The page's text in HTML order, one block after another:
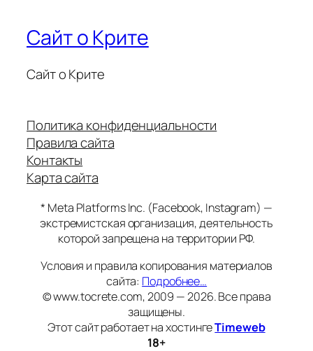
Сайт о Крите
Сайт о Крите
Политика конфиденциальности
Правила сайта
Контакты
Карта сайта
* Meta Platforms Inc. (Facebook, Instagram) —
экстремистская организация, деятельность
которой запрещена на территории РФ.
Условия и правила копирования материалов
сайта: Подробнее…
© www.tocrete.com, 2009 — 2026. Все права
защищены.
Этот сайт работает на хостингеTimeweb
18+